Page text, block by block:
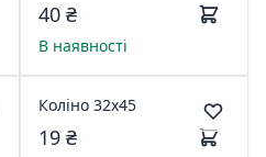
40 ₴
В наявності
Коліно 32х45
19 ₴